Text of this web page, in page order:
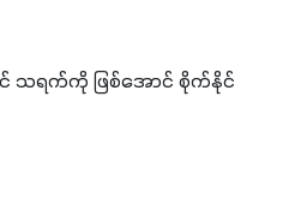
သရက်ကို ဖြစ်အောင် စိုက်နိုင်